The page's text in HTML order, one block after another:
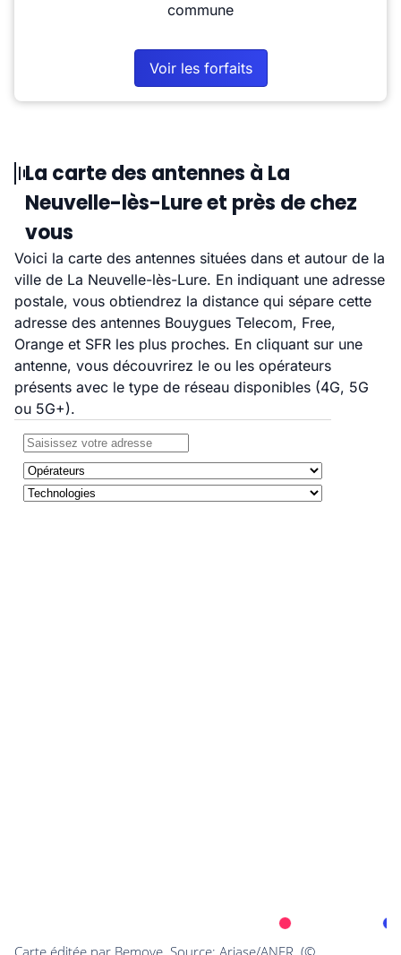
commune
Voir les forfaits
La carte des antennes à La
Neuvelle-lès-Lure et près de chez
vous
Voici la carte des antennes situées dans et autour de la
ville de La Neuvelle-lès-Lure. En indiquant une adresse
postale, vous obtiendrez la distance qui sépare cette
adresse des antennes Bouygues Telecom, Free,
Orange et SFR les plus proches. En cliquant sur une
antenne, vous découvrirez le ou les opérateurs
présents avec le type de réseau disponibles (4G, 5G
ou 5G+).